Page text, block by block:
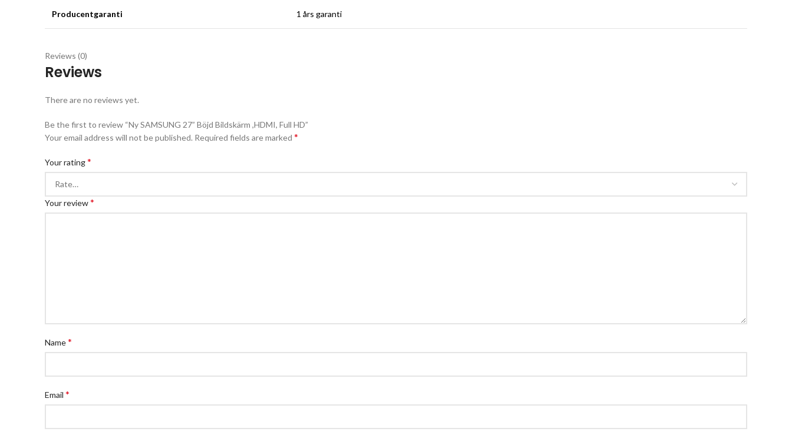
Producentgaranti 1 års garanti
Reviews (0)
Reviews
There are no reviews yet.
Be the first to review “Ny SAMSUNG 27” Böjd Bildskärm ,HDMI, Full HD”
Your email address will not be published. Required fields are marked *
Your rating*
Your review*
Name*
Email *